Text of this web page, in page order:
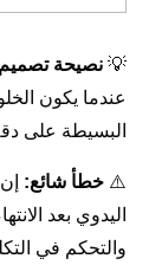
💡 نصيحة
عندما يكون
البسيطة على
⚠️ خطأ شائع:
اليدوي بعد
والتحكم في